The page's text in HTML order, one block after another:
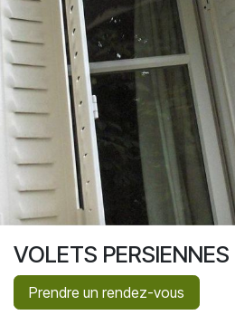
VOLETS
Prendre un rendez-vous